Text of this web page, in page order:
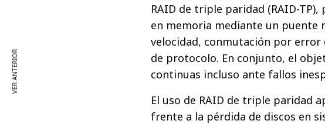
RAID de triple paridad (RAID-
en memoria mediante un puente
velocidad, conmutación por
de protocolo. En conjunto, el
continuas incluso ante fallos
El uso de RAID de triple paridad
frente a la pérdida de discos en
VER ANTERIOR